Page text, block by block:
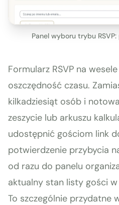
Panel wyboru trybu
Formularz RSVP na
oszczędność czasu.
kilkadziesiąt osób i
zeszycie lub arkuszu
udostępnić gościom link
potwierdzenie przybycia
od razu do panelu
aktualny stan listy gości
To szczególnie przydatne